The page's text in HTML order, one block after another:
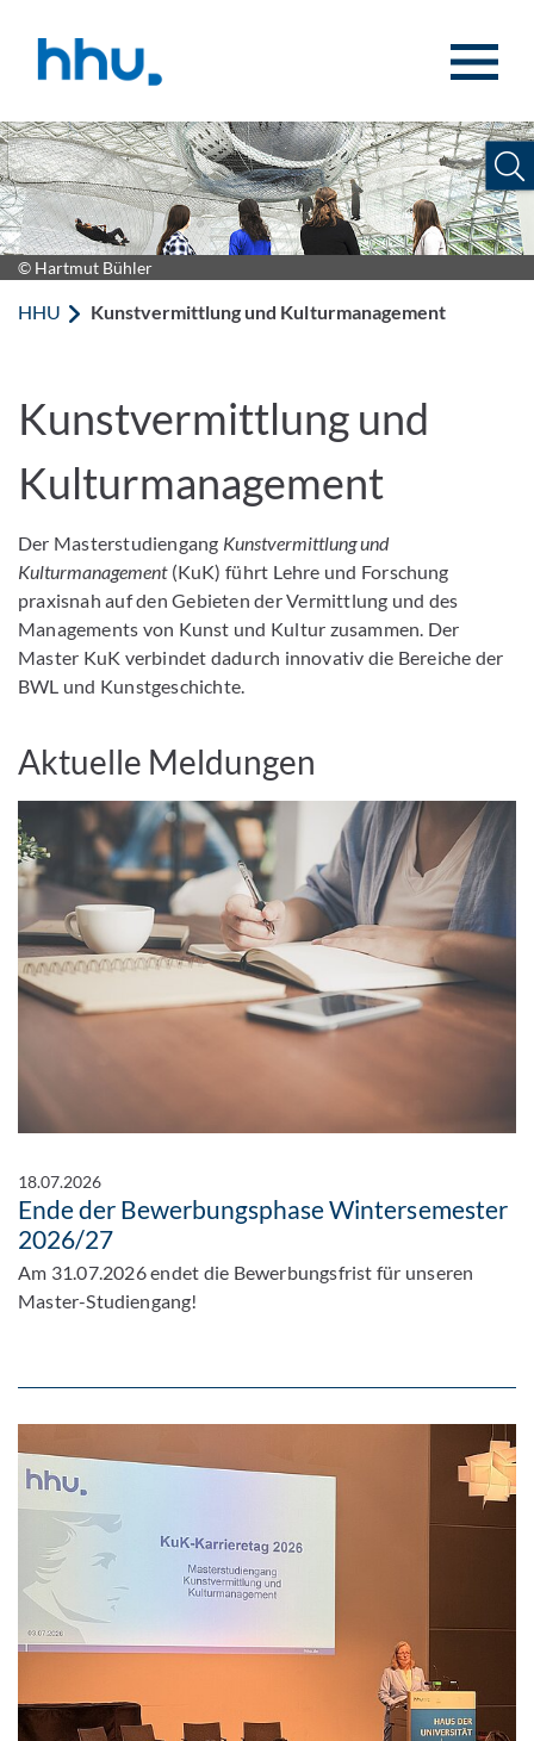
© Hartmut Bühler
HHU Kunstvermittlung und Kulturmanagement
Kunstvermittlung und
Kulturmanagement
Der Masterstudiengang Kunstvermittlung und
Kulturmanagement(KuK) führt Lehre und Forschung
praxisnah auf den Gebieten der Vermittlung und des
Managements von Kunst und Kultur zusammen. Der
Master KuK verbindet dadurch innovativ die Bereiche der
BWL und Kunstgeschichte.
Aktuelle Meldungen
18.07.2026
Ende der Bewerbungsphase Wintersemester
2026/27
Am 31.07.2026 endet die Bewerbungsfrist für unseren
Master-Studiengang!